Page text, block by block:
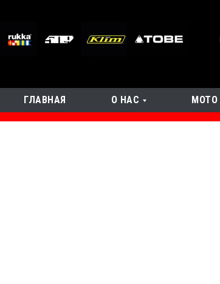
ГЛАВНАЯ О НАС МОТО